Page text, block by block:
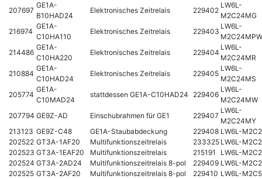
207697
GE1A-
B10HAD24
Elektronisches Zeitrelais 229402
LW6L-
M2C24MG
216974
GE1A-
C10HA110
Elektronisches Zeitrelais 229403
LW6L-
M2C24MPW
214486
GE1A-
C10HA220
Elektronisches Zeitrelais 229404
LW6L-
M2C24MR
210884
GE1A-
C10HAD24
Elektronisches Zeitrelais 229405
LW6L-
M2C24MS
205774
GE1A-
C10MAD24
stattdessen GE1A-C10HAD24 229406
LW6L-
M2C24MW
207794 GE9Z-AD Einschubrahmen für GE1 229407
LW6L-
M2C24MY
213123 GE9Z-C48 GE1A-Staubabdeckung 229408 LW6L-
202522 GT3A-1AF20 Multifunktionszeitrelais 233325 LW6L-
202523 GT3A-1EAF20 Multifunktionszeitrelais 215191
LW6L-
202524 GT3A-2AD24 Multifunktionszeitrelais 8-pol 229409 LW6L-
202525 GT3A-2AF20 Multifunktionszeitrelais 8-pol 229410 LW6L-